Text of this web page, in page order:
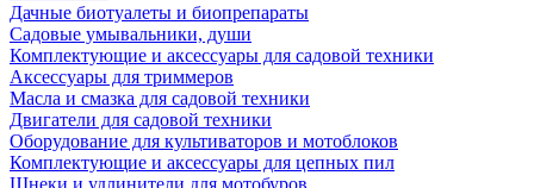
Дачные биотуалеты и биопрепараты
Садовые умывальники, души
Комплектующие и аксессуары для садовой техники
Аксессуары для триммеров
Масла и смазка для садовой техники
Двигатели для садовой техники
Оборудование для культиваторов и мотоблоков
Комплектующие и аксессуары для цепных пил
Шнеки и удлинители для мотобуров